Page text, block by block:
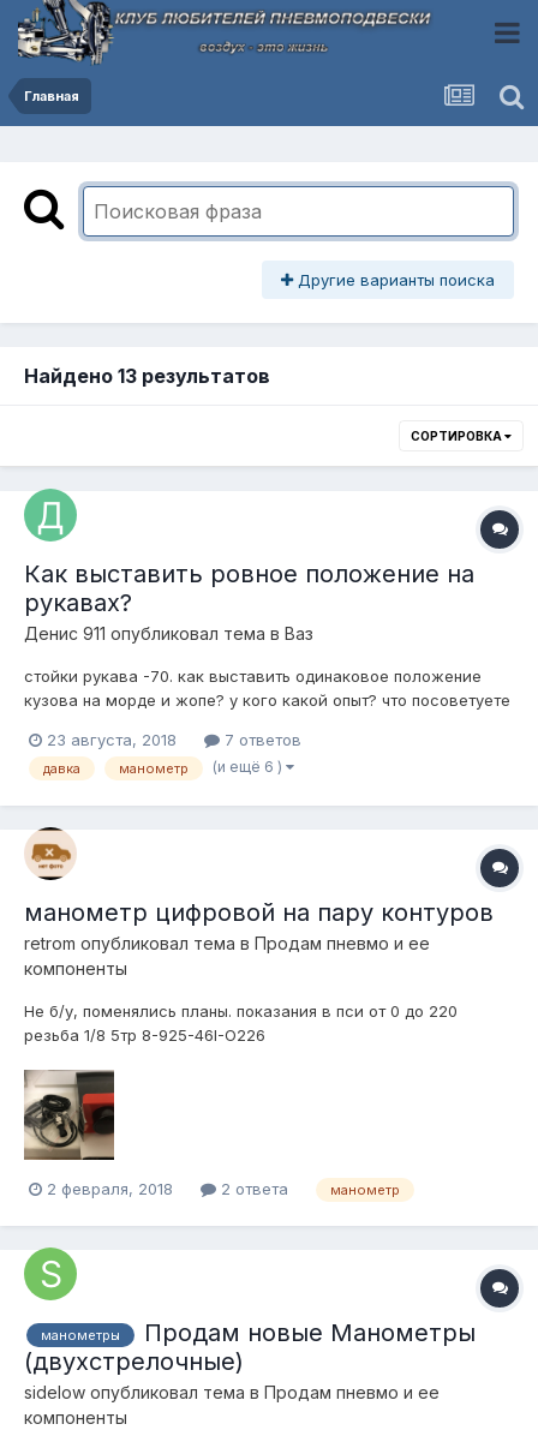
Главная
Другие варианты поиска
Найдено 13 результатов
СОРТИРОВКА
Как выставить ровное положение на
рукавах?
Денис 911 опубликовал тема в Ваз
стойки рукава -70. как выставить одинаковое положение
кузова на морде и жопе? у кого какой опыт? что посоветуете
23 августа, 2018
7 ответов
давка манометр (и ещё 6 )
манометр цифровой на пару контуров
retrom опубликовал тема в Продам пневмо и ее
компоненты
Не б/у, поменялись планы. показания в пси от 0 до 220
резьба 1/8 5тр 8-925-46I-O226
2 февраля, 2018 2 ответа манометр
манометры
Продам новые Манометры
(двухстрелочные)
sidelow опубликовал тема в Продам пневмо и ее
компоненты